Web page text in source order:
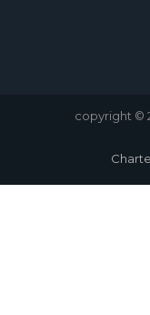
copyright ©